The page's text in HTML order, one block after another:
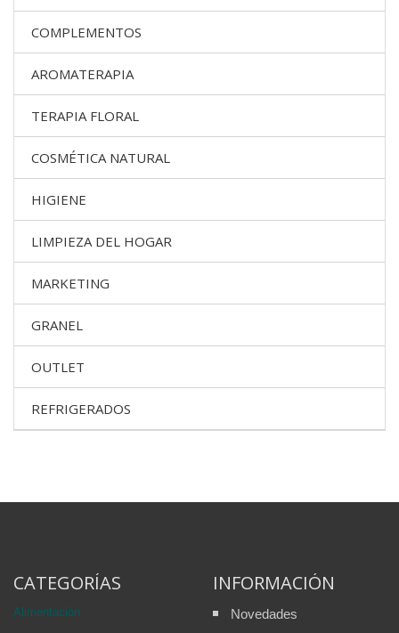
COMPLEMENTOS
AROMATERAPIA
TERAPIA FLORAL
COSMÉTICA NATURAL
HIGIENE
LIMPIEZA DEL HOGAR
MARKETING
GRANEL
OUTLET
REFRIGERADOS
CATEGORÍAS
Alimentación
INFORMACIÓN
Novedades